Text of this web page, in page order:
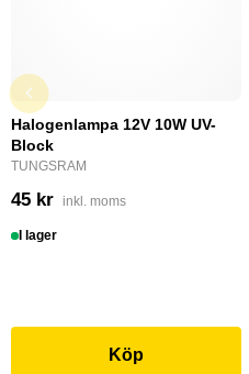
Halogenlampa 12V 10W UV-
Block
TUNGSRAM
45 kr inkl. moms
I lager
Köp